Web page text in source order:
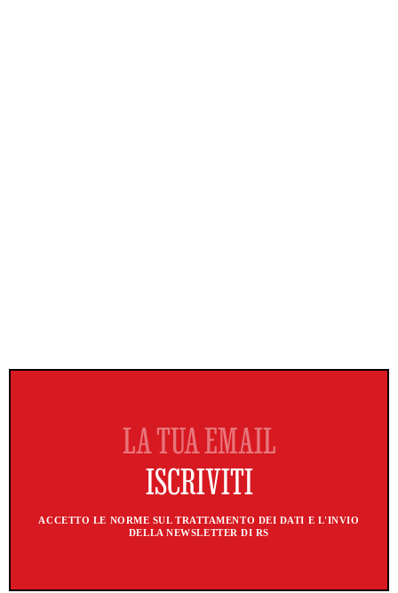
ACCETTO LE NORME SUL TRATTAMENTO DEI DATI E L'INVIO
DELLA NEWSLETTER DI RS